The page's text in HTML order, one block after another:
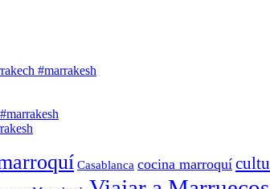
Casablanca cocina marroquí